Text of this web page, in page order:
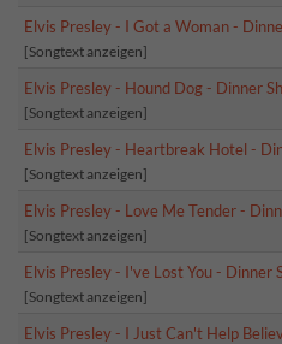
Elvis Presley - I Got a Woman -
[Songtext anzeigen]
Elvis Presley - Hound Dog - Dinner
[Songtext anzeigen]
Elvis Presley - Heartbreak Hotel -
[Songtext anzeigen]
Elvis Presley - Love Me Tender -
[Songtext anzeigen]
Elvis Presley - I've Lost You - Dinner
[Songtext anzeigen]
Elvis Presley - I Just Can't Help